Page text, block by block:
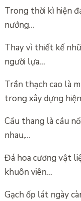
Trong thời kì hiện
nướng…
Thay vì thiết kế
người lựa…
Trần thạch cao là
trong xây dựng
Cầu thang là cầu
nhau,…
Đá hoa cương vật
khuôn viên…
Gạch ốp lát ngày